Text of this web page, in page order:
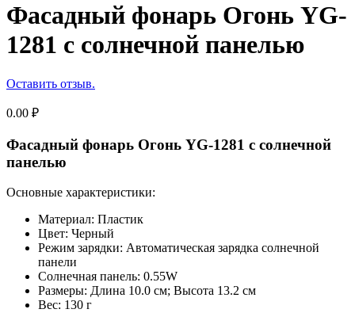
Фасадный фонарь Огонь YG-
1281 с солнечной панелью
Оставить отзыв.
0.00 ₽
Фасадный фонарь Огонь YG-1281 с солнечной
панелью
Основные характеристики:
Материал: Пластик
Цвет: Черный
Режим зарядки: Автоматическая зарядка солнечной
панели
Солнечная панель: 0.55W
Размеры: Длина 10.0 см; Высота 13.2 см
Вес: 130 г